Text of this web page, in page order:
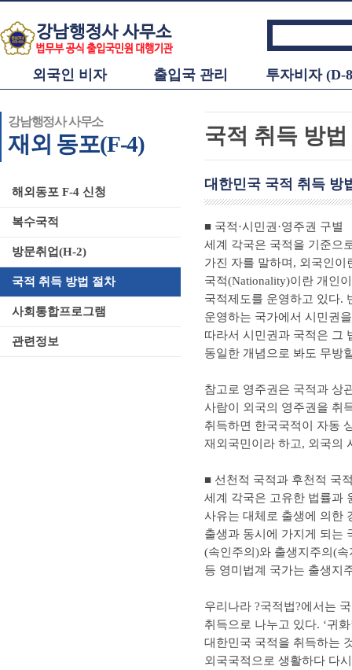
외국인 비자 출입국 관리 투자비자 (D-
강남행정사 사무소
재외 동포(F-4)
해외동포 F-4 신청
복수국적
방문취업(H-2)
국적 취득 방법 절차
사회통합프로그램
관련정보
국적 취득 방
대한민국 국적 취득 방
■ 국적·시민권·영주권 구별
세계 각국은 국적을 기준으
가진 자를 말하며, 외국인
국적(Nationality)이란 개인
국적제도를 운영하고 있다.
운영하는 국가에서 시민권
따라서 시민권과 국적은 그
동일한 개념으로 봐도 무방
참고로 영주권은 국적과 상
사람이 외국의 영주권을 취
취득하면 한국국적이 자동
재외국민이라 하고, 외국의
■ 선천적 국적과 후천적 국
세계 각국은 고유한 법률과
사유는 대체로 출생에 의한
출생과 동시에 가지게 되는
(속인주의)와 출생지주의(속
등 영미법계 국가는 출생지
우리나라 ?국적법?에서는
취득으로 나누고 있다. ‘귀
대한민국 국적을 취득하는
외국국적으로 생활하다 다